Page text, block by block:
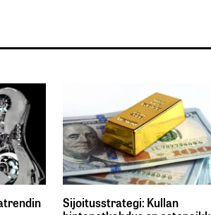
Sijoitusstrategi: Kullan